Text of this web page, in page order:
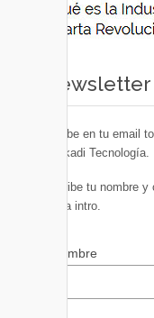
Newsletter
Recibe en tu email
Euskadi Tecnología.
Escribe tu nombre
pulsa intro.
Nombre